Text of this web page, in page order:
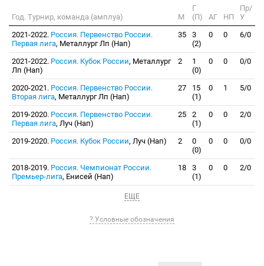
Год. Турнир, команда (амплуа) М
Г
(П)
АГ НП
Пр/
У
2021-2022. Россия. Первенство России.
Первая лига, Металлург Лп (Нап)
35
3
(2)
0 0 6/0
2021-2022. Россия. Кубок России, Металлург
Лп (Нап)
2
1
(0)
0 0 0/0
2020-2021. Россия. Первенство России.
Вторая лига, Металлург Лп (Нап)
27
15
(1)
0 1 5/0
2019-2020. Россия. Первенство России.
Первая лига, Луч (Нап)
25
2
(1)
0 0 2/0
2019-2020. Россия. Кубок России, Луч (Нап) 2
0
(0)
0 0 0/0
2018-2019. Россия. Чемпионат России.
Премьер-лига, Енисей (Нап)
18
3
(1)
0 0 2/0
ЕЩЕ
? Условные обозначения